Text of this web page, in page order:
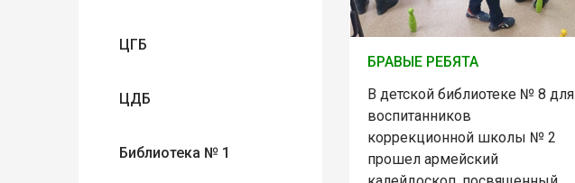
ЦГБ
ЦДБ
Библиотека № 1
БРАВЫЕ РЕБЯТА
В детской библиотеке № 8 для
воспитанников
коррекционной школы № 2
прошел армейский